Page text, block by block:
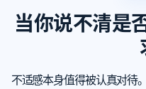
当你说不清是
不适感本身值得被认真对待